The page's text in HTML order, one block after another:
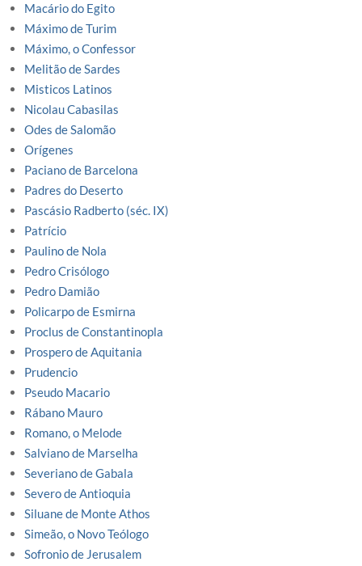
Macário do Egito
Máximo de Turim
Máximo, o Confessor
Melitão de Sardes
Misticos Latinos
Nicolau Cabasilas
Odes de Salomão
Orígenes
Paciano de Barcelona
Padres do Deserto
Pascásio Radberto (séc. IX)
Patrício
Paulino de Nola
Pedro Crisólogo
Pedro Damião
Policarpo de Esmirna
Proclus de Constantinopla
Prospero de Aquitania
Prudencio
Pseudo Macario
Rábano Mauro
Romano, o Melode
Salviano de Marselha
Severiano de Gabala
Severo de Antioquia
Siluane de Monte Athos
Simeão, o Novo Teólogo
Sofronio de Jerusalem